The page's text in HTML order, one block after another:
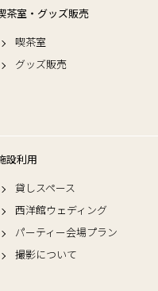
茶室・グッズ販売
喫茶室
グッズ販売
設利用
貸しスペース
西洋館ウェディング
パーティー会場プラン
撮影について